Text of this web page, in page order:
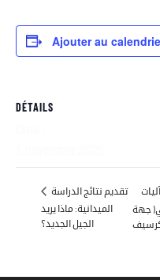
Ajouter au
DÉTAILS
الميدانية: ماذا يريد
الجيل الجديد؟
جهة